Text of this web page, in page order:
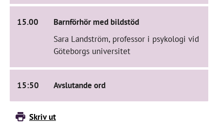
15.00
Barnförhör med bildstöd
Sara Landström, professor i psykologi vid
Göteborgs universitet
15:50 Avslutande ord
Skriv ut